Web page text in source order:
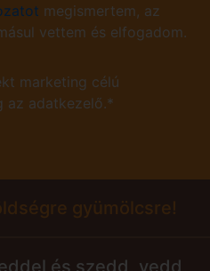
megismertem, az
vettem és elfogadom.
marketing célú
az adatkezelő.*
gyümölcsre!
és szedd, vedd,